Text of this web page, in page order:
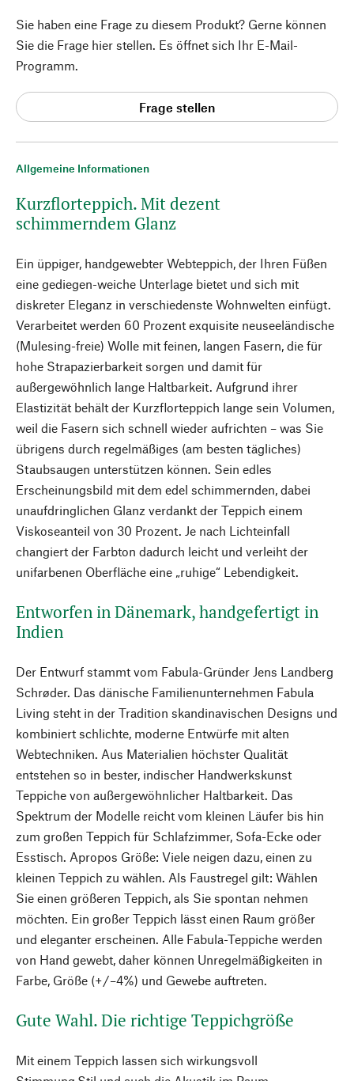
Allgemeine Informationen
Kurzflorteppich. Mit dezent
schimmerndem Glanz
Ein üppiger, handgewebter Webteppich, der Ihren Füßen
eine gediegen-weiche Unterlage bietet und sich mit
diskreter Eleganz in verschiedenste Wohnwelten einfügt.
Verarbeitet werden 60 Prozent exquisite neuseeländische
(Mulesing-freie) Wolle mit feinen, langen Fasern, die für
hohe Strapazierbarkeit sorgen und damit für
außergewöhnlich lange Haltbarkeit. Aufgrund ihrer
Elastizität behält der Kurzflorteppich lange sein Volumen,
weil die Fasern sich schnell wieder aufrichten – was Sie
übrigens durch regelmäßiges (am besten tägliches)
Staubsaugen unterstützen können. Sein edles
Erscheinungsbild mit dem edel schimmernden, dabei
unaufdringlichen Glanz verdankt der Teppich einem
Viskoseanteil von 30 Prozent. Je nach Lichteinfall
changiert der Farbton dadurch leicht und verleiht der
unifarbenen Oberfläche eine „ruhige“ Lebendigkeit.
Entworfen in Dänemark, handgefertigt in
Indien
Der Entwurf stammt vom Fabula-Gründer Jens Landberg
Schrøder. Das dänische Familienunternehmen Fabula
Living steht in der Tradition skandinavischen Designs und
kombiniert schlichte, moderne Entwürfe mit alten
Webtechniken. Aus Materialien höchster Qualität
entstehen so in bester, indischer Handwerkskunst
Teppiche von außergewöhnlicher Haltbarkeit. Das
Spektrum der Modelle reicht vom kleinen Läufer bis hin
zum großen Teppich für Schlafzimmer, Sofa-Ecke oder
Esstisch. Apropos Größe: Viele neigen dazu, einen zu
kleinen Teppich zu wählen. Als Faustregel gilt: Wählen
Sie einen größeren Teppich, als Sie spontan nehmen
möchten. Ein großer Teppich lässt einen Raum größer
und eleganter erscheinen. Alle Fabula-Teppiche werden
von Hand gewebt, daher können Unregelmäßigkeiten in
Farbe, Größe (+/–4%) und Gewebe auftreten.
Gute Wahl. Die richtige Teppichgröße
Mit einem Teppich lassen sich wirkungsvoll
Sie haben eine Frage zu diesem Produkt? Gerne können
Sie die Frage hier stellen. Es öffnet sich Ihr E-Mail-
Programm.
Frage stellen